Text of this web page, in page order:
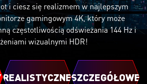
i ciesz się realizmem w najlepszym
gamingowym 4K, który może
częstotliwością odświeżania 144 Hz i
wizualnymi HDR!
REALISTYCZNESZCZEGÓŁOWE